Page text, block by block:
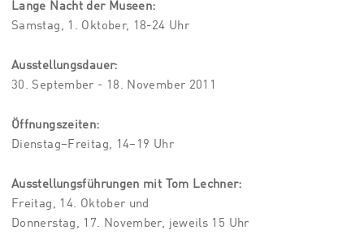
Lange Nacht der Museen:
Samstag, 1. Oktober, 18-24 Uhr
Ausstellungsdauer:
30. September - 18. November 2011
Öffnungszeiten:
Dienstag–Freitag, 14–19 Uhr
Ausstellungsführungen mit Tom Lechner:
Freitag, 14. Oktober und
Donnerstag, 17. November, jeweils 15 Uhr